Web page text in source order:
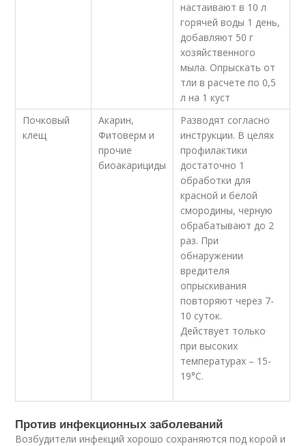
настаивают в 10 л
горячей воды 1 день,
добавляют 50 г
хозяйственного
мыла. Опрыскать от
тли в расчете по 0,5
л на 1 куст
Почковый
клещ
Акарин,
Фитоверм и
прочие
биоакарициды
Разводят согласно
инструкции. В целях
профилактики
достаточно 1
обработки для
красной и белой
смородины, черную
обрабатывают до 2
раз. При
обнаружении
вредителя
опрыскивания
повторяют через 7-
10 суток.
Действует только
при высоких
температурах – 15-
19°С.
Против инфекционных заболеваний
Возбудители инфекций хорошо сохраняются под корой и